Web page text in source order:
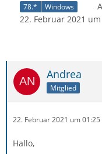
78.* Windows
22. Februar 2021
Andrea
Mitglied
22. Februar 2021 um 01:25
Hallo,